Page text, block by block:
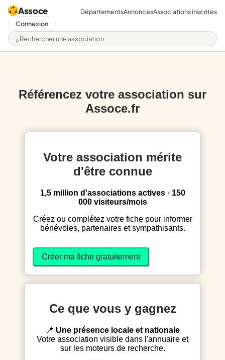
Assoce
Rechercher une association
DépartementsAnnoncesAssociations inscrites
Connexion
Référencez votre association sur
Assoce.fr
Votre association mérite
d'être connue
1,5 million d'associations actives· 150
000 visiteurs/mois
Créez ou complétez votre fiche pour informer
bénévoles, partenaires et sympathisants.
Créer ma fiche gratuitement
Ce que vous y gagnez
Une présence locale et nationale
Votre association visible dans l'annuaire et
sur les moteurs de recherche.